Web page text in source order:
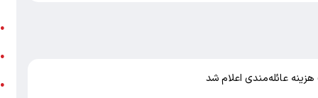
عائله‌مندی اعلام شد
●
●
●